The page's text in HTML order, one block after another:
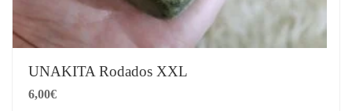
UNAKITA Rodados XXL
6,00€